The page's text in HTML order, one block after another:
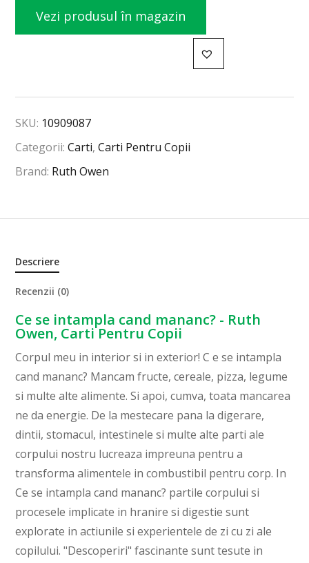
Vezi produsul în magazin
SKU: 10909087
Categorii:Carti,Carti Pentru Copii
Brand: Ruth Owen
Descriere
Recenzii (0)
Ce se intampla cand mananc? - Ruth
Owen, Carti Pentru Copii
Corpul meu in interior si in exterior! C e se intampla
cand mananc? Mancam fructe, cereale, pizza, legume
si multe alte alimente. Si apoi, cumva, toata mancarea
ne da energie. De la mestecare pana la digerare,
dintii, stomacul, intestinele si multe alte parti ale
corpului nostru lucreaza impreuna pentru a
transforma alimentele in combustibil pentru corp. In
Ce se intampla cand mananc? partile corpului si
procesele implicate in hranire si digestie sunt
explorate in actiunile si experientele de zi cu zi ale
copilului. "Descoperiri" fascinante sunt tesute in